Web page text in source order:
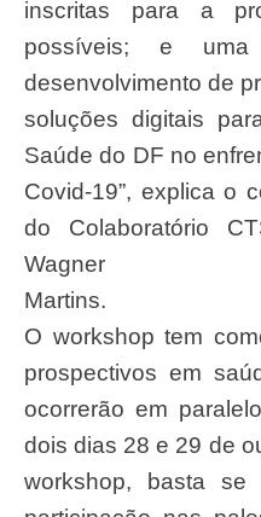
inscritas para a
possíveis; e
desenvolvimento de
soluções digitais
Saúde do DF no
Covid-19”, explica o
do Colaboratório
Wagner
Martins.
O workshop tem
prospectivos em
ocorrerão em
dois dias 28 e 29 de
workshop, basta se